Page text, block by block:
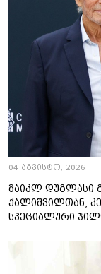
04 აგვისტო, 2026
მაიკლ დუგლასი
ქალიშვილთან,
სპეციალური